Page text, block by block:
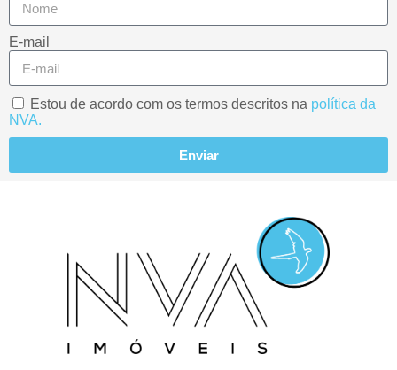
E-mail
Estou de acordo com os termos descritos na política da
NVA.
Enviar